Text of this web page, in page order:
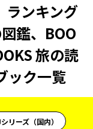
ンキング
鑑、BOO
旅の読
ック一覧
リーズ（国内）